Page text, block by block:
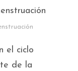
el ciclo
de la